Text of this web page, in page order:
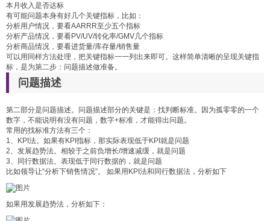
本月收入是否达标
有可能问题本身有好几个关键指标，比如：
分析用户情况，要看AARRR至少五个指标
分析产品情况，要看PV/UV/转化率/GMV几个指标
分析商品情况，要看进货量/库存量/销售量
可以用同样方法处理，把关键指标一一列出来即可。这样简单清晰的呈现关键指
标，是为第二步：问题描述做准备。
问题描述
第二部分是问题描述。问题描述部分的关键是：找判断标准。因为孤零零的一个
数字，不能说明有没有问题，数字+标准，才能得出问题。
常用的找标准方法有三个：
1、KPI法。如果有KPI指标，那实际表现低于KPI就是问题
2、发展趋势法。相较于之前负增长/增速减缓，就是问题
3、同行数据法。表现低于同行数据的，就是问题
比如领导让“分析下销售情况”。 如果用KPI法和同行数据法，分析如下
如果用发展趋势法，分析如下：